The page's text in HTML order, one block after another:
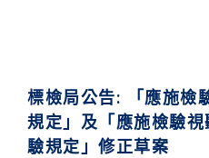
標檢局公告: 「應施檢
規定」及「應施檢驗
驗規定」修正草案